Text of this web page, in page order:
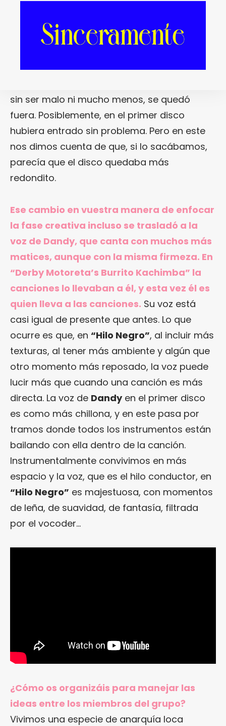
buscabais en cada parte del álbum.Sí, de
hecho nos permitimos el lujo de hacer un
descarte. Grabamos y mezclamos once
decidir dónde iba a ir cada corte -la
sin ser malo ni mucho menos, se quedó
fuera. Posiblemente, en el primer disco
hubiera entrado sin problema. Pero en este
nos dimos cuenta de que, si lo sacábamos,
parecía que el disco quedaba más
redondito.
Ese cambio en vuestra manera de enfocar
la fase creativa incluso se trasladó a la
voz de Dandy, que canta con muchos más
matices, aunque con la misma firmeza. En
“Derby Motoreta’s Burrito Kachimba” la
canciones lo llevaban a él, y esta vez él es
quien lleva a las canciones. Su voz está
casi igual de presente que antes. Lo que
ocurre es que, en “Hilo Negro”, al incluir más
texturas, al tener más ambiente y algún que
otro momento más reposado, la voz puede
lucir más que cuando una canción es más
directa. La voz de Dandyen el primer disco
es como más chillona, y en este pasa por
tramos donde todos los instrumentos están
bailando con ella dentro de la canción.
Instrumentalmente convivimos en más
espacio y la voz, que es el hilo conductor, en
“Hilo Negro” es majestuosa, con momentos
de leña, de suavidad, de fantasía, filtrada
por el vocoder…
¿Cómo os organizáis para manejar las
ideas entre los miembros del grupo?
Vivimos una especie de anarquía loca